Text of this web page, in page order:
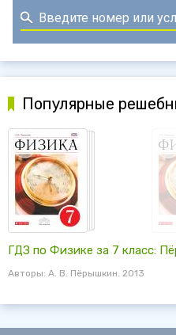
Популярные
ГДЗ по Физике за 7 класс:
Авторы: А. В. Пёрышкин. 2013